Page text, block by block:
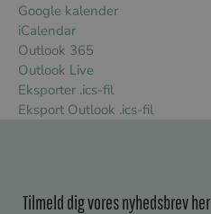
Google kalender
iCalendar
Outlook 365
Outlook Live
Eksporter .ics-fil
Eksport Outlook .ics-fil
Tilmeld dig vores nyhedsbrev her